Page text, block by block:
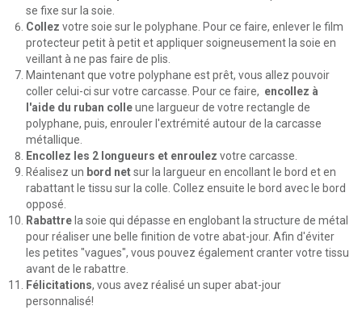
se fixe sur la soie.
Collez votre soie sur le polyphane. Pour ce faire, enlever le film
protecteur petit à petit et appliquer soigneusement la soie en
veillant à ne pas faire de plis.
Maintenant que votre polyphane est prêt, vous allez pouvoir
coller celui-ci sur votre carcasse. Pour ce faire, encollez à
l'aide du ruban colleune largueur de votre rectangle de
polyphane, puis, enrouler l'extrémité autour de la carcasse
métallique.
Encollez les 2 longueurs et enroulez votre carcasse.
Réalisez un bord netsur la largueur en encollant le bord et en
rabattant le tissu sur la colle. Collez ensuite le bord avec le bord
opposé.
Rabattre la soie qui dépasse en englobant la structure de métal
pour réaliser une belle finition de votre abat-jour. Afin d'éviter
les petites "vagues", vous pouvez également cranter votre tissu
avant de le rabattre.
Félicitations, vous avez réalisé un super abat-jour
personnalisé!